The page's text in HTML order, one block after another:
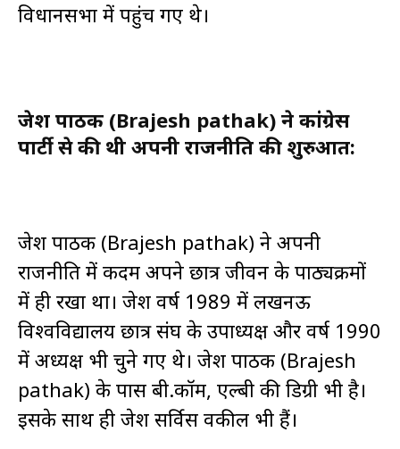
विधानसभा में पहुंच गए थे।
ब्रजेश पाठक (Brajesh pathak) ने कांग्रेस
पार्टी से की थी अपनी राजनीति की शुरुआत:
ब्रजेश पाठक (Brajesh pathak) ने अपनी
राजनीति में कदम अपने छात्र जीवन के पाठ्यक्रमों
में ही रखा था। ब्रजेश वर्ष 1989 में लखनऊ
विश्वविद्यालय छात्र संघ के उपाध्यक्ष और वर्ष 1990
में अध्यक्ष भी चुने गए थे। ब्रजेश पाठक (Brajesh
pathak) के पास बी.कॉम, एल्बी की डिग्री भी है।
इसके साथ ही ब्रजेश सर्विस वकील भी हैं।